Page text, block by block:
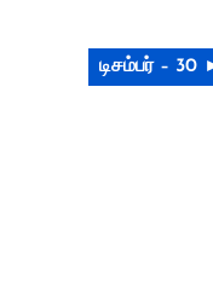
டிசம்பர் – 30